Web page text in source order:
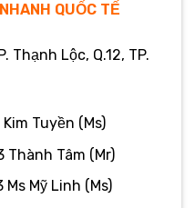
QUỐC TẾ
Thạnh Lộc, Q.12, TP.
Tuyền (Ms)
Thành Tâm (Mr)
Mỹ Linh (Ms)